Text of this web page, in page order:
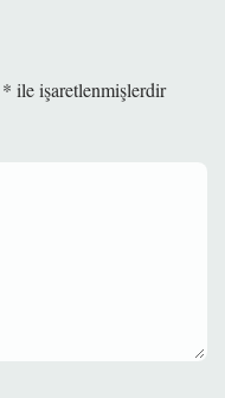
* ile işaretlenmişlerdir